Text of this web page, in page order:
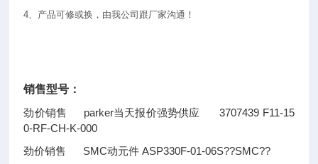
4、产品可修或换，由我公司跟厂家沟通！
销售型号：
劲价销售 parker当天报价强势供应 3707439 F11-15
0-RF-CH-K-000
劲价销售 SMC动元件 ASP330F-01-06S??SMC??